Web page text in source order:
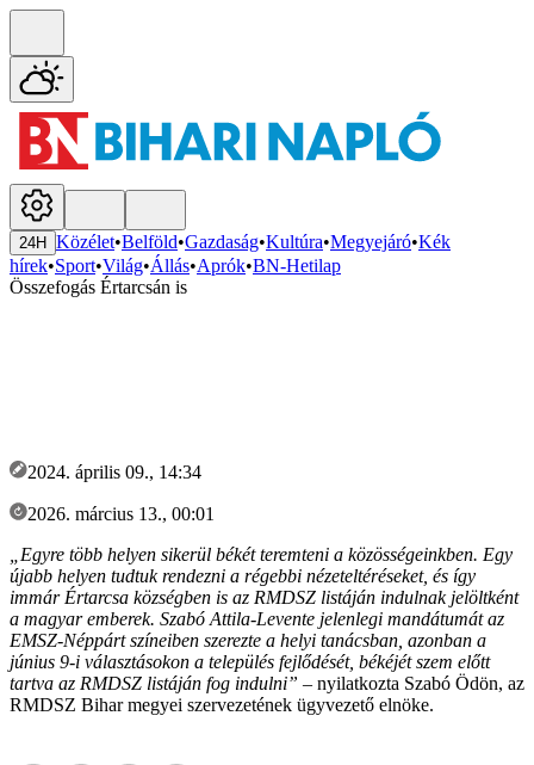
24H Közélet•Belföld•Gazdaság•Kultúra•Megyejáró•Kék
hírek•Sport•Világ•Állás•Aprók•BN-Hetilap
Összefogás Értarcsán is
2024. április 09., 14:34
2026. március 13., 00:01
„Egyre több helyen sikerül békét teremteni a közösségeinkben. Egy
újabb helyen tudtuk rendezni a régebbi nézeteltéréseket, és így
immár Értarcsa községben is az RMDSZ listáján indulnak jelöltként
a magyar emberek. Szabó Attila-Levente jelenlegi mandátumát az
EMSZ-Néppárt színeiben szerezte a helyi tanácsban, azonban a
június 9-i választásokon a település fejlődését, békéjét szem előtt
tartva az RMDSZ listáján fog indulni” – nyilatkozta Szabó Ödön, az
RMDSZ Bihar megyei szervezetének ügyvezető elnöke.